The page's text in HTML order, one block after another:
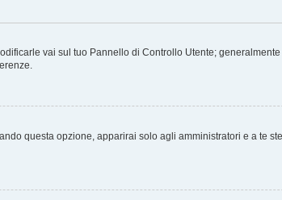
vai sul tuo Pannello di Controllo Utente;
questa opzione, apparirai solo agli amministratori e a te